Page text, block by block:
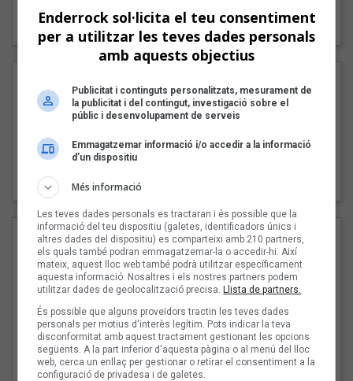
"Lo bueno y lo malo"
Carmen y María
Pep Álvarez amb Joan Muntaner (Xanguito)
"Les cabres"
94 Rules amb Compte
Enderrock sol·licita el teu consentiment
per a utilitzar les teves dades personals
amb aquests objectius
Publicitat i continguts personalitzats, mesurament de
la publicitat i del contingut, investigació sobre el
públic i desenvolupament de serveis
Emmagatzemar informació i/o accedir a la informació
d’un dispositiu
Més informació
Les teves dades personals es tractaran i és possible que la
informació del teu dispositiu (galetes, identificadors únics i
altres dades del dispositiu) es comparteixi amb 210 partners,
els quals també podran emmagatzemar-la o accedir-hi. Així
mateix, aquest lloc web també podrà utilitzar específicament
aquesta informació. Nosaltres i els nostres partners podem
utilitzar dades de geolocalització precisa.Llista de partners.
És possible que alguns proveïdors tractin les teves dades
personals per motius d'interès legítim. Pots indicar la teva
disconformitat amb aquest tractament gestionant les opcions
següents. A la part inferior d'aquesta pàgina o al menú del lloc
web, cerca un enllaç per gestionar o retirar el consentiment a la
configuració de privadesa i de galetes.